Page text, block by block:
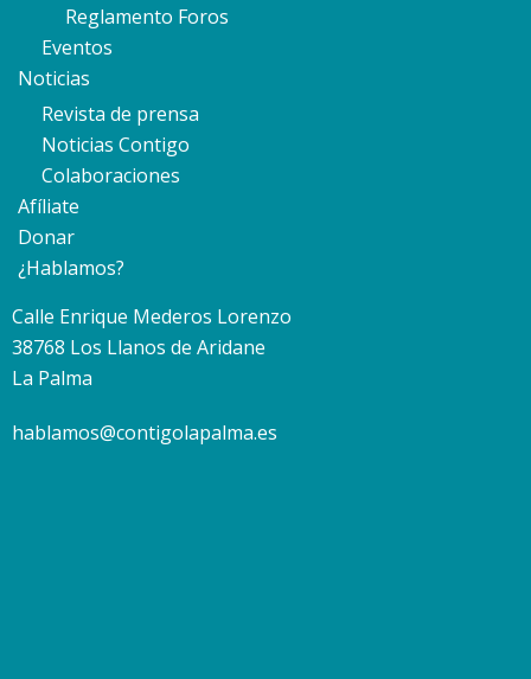
Reglamento Foros
Eventos
Noticias
Revista de prensa
Noticias Contigo
Colaboraciones
Afíliate
Donar
¿Hablamos?
Calle Enrique Mederos Lorenzo
38768 Los Llanos de Aridane
La Palma
hablamos@contigolapalma.es